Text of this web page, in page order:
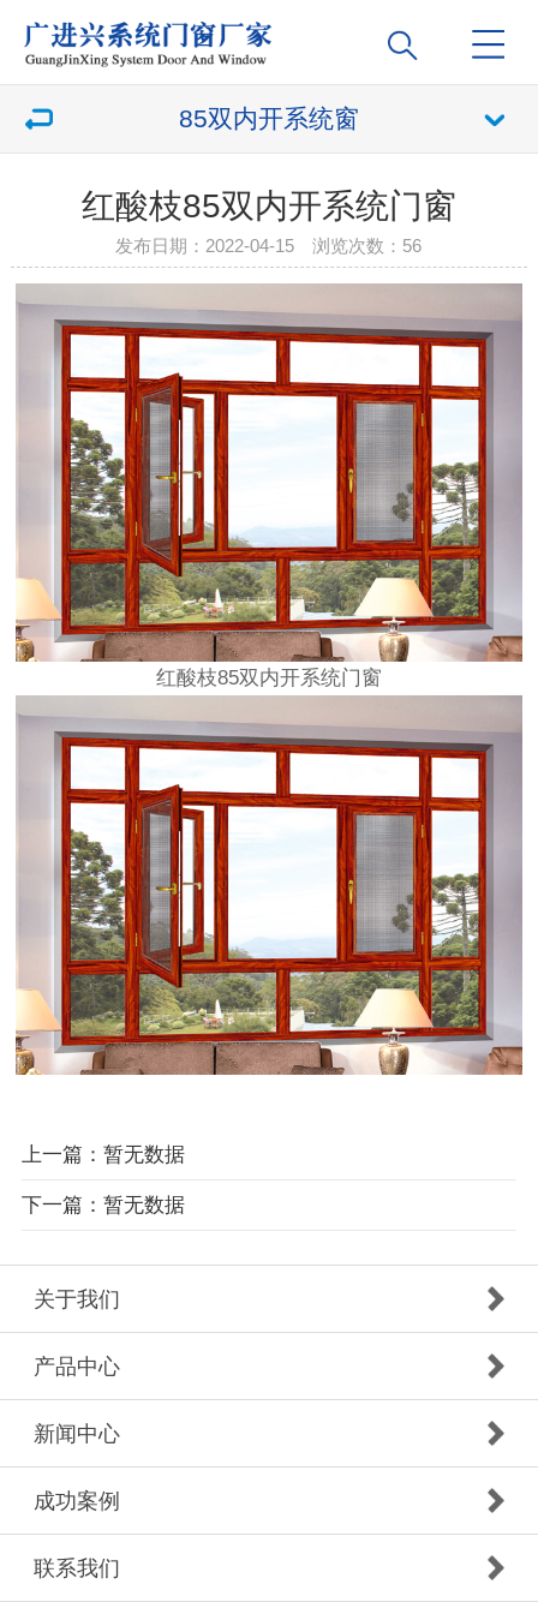
85双内开系统窗
红酸枝85双内开系统门窗
发布日期：2022-04-15 浏览次数： 56
红酸枝85双内开系统门窗
上一篇：暂无数据
下一篇：暂无数据
关于我们
产品中心
新闻中心
成功案例
联系我们